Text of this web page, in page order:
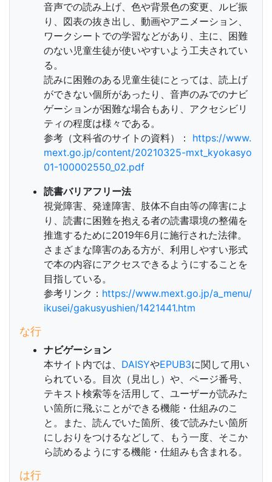
音声での読み上げ、色や背景色の変更、ルビ振
り、図表の抜き出し、動画やアニメーション、
ワークシートでの学習などがあり、主に、困難
のない児童生徒が使いやすいよう工夫されてい
る。
読みに困難のある児童生徒にとっては、読上げ
ができない個所があったり、音声のみでのナビ
ゲーションが困難な場合もあり、アクセシビリ
ティの程度は様々である。
参考（文科省のサイトの資料）： https://www.
mext.go.jp/content/20210325-mxt_kyokasyo
01-100002550_02.pdf
読書バリアフリー法
視覚障害、発達障害、肢体不自由等の障害によ
り、読書に困難を抱える者の読書環境の整備を
推進するために2019年6月に施行された法律。
さまざまな障害のある方が、利用しやすい形式
で本の内容にアクセスできるようにすることを
目指している。
参考リンク： https://www.mext.go.jp/a_menu/
ikusei/gakusyushien/1421441.htm
な行
ナビゲーション
本サイト内では、 DAISYやEPUB3に関して用い
られている。目次（見出し）や、ページ番号、
テキスト検索等を活用して、ユーザーが読みた
い箇所に飛ぶことができる機能・仕組みのこ
と。また、読んでいた箇所、後で読みたい箇所
にしおりをつけるなどして、もう一度、そこか
ら読めるようにする機能・仕組みも含まれる。
は行